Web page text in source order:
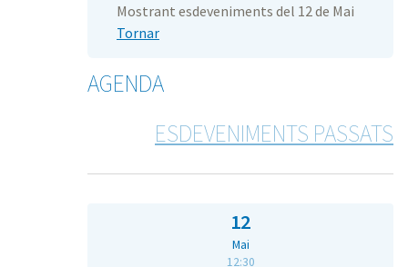
Mostrant esdeveniments del 12 de Mai
Tornar
AGENDA
ESDEVENIMENTS PASSATS
12
Mai
12:30